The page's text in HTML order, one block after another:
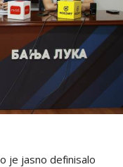
je jasno definisalo